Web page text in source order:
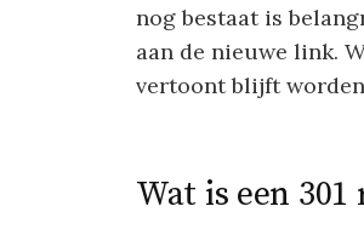
nog bestaat is
aan de nieuwe link.
vertoont blijft worden
Wat is een